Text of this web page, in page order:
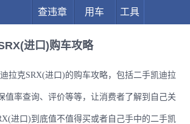
查违章 用车 工具
进口)购车攻略
拉克SRX(进口)的购车攻略，包括二手凯迪拉
值率查询、评价等等，让消费者了解到自己关
进口)到底值不值得买或者自己手中的二手凯